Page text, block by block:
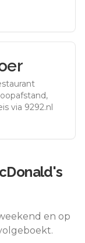
via 9292.nl
en op